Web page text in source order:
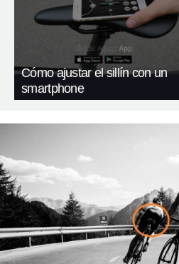
Cómo ajustar el sillín con un
smartphone